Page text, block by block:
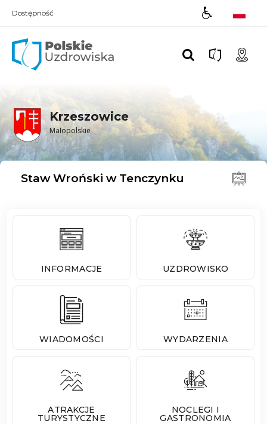
Dostępność
Krzeszowice
Małopolskie
Staw Wroński w Tenczynku
INFORMACJE UZDROWISKO
WIADOMOŚCI WYDARZENIA
ATRAKCJE
TURYSTYCZNE
NOCLEGI I
GASTRONOMIA